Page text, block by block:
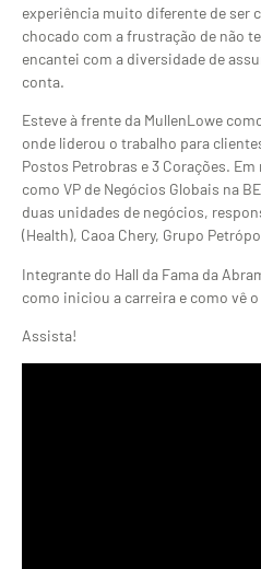
experiência muito diferente de ser
chocado com a frustração de não
encantei com a diversidade de
conta.
Esteve à frente da MullenLowe
onde liderou o trabalho para
Postos Petrobras e 3 Corações.
como VP de Negócios Globais na
duas unidades de negócios,
(Health), Caoa Chery, Grupo
Integrante do Hall da Fama da
como iniciou a carreira e como vê
Assista!